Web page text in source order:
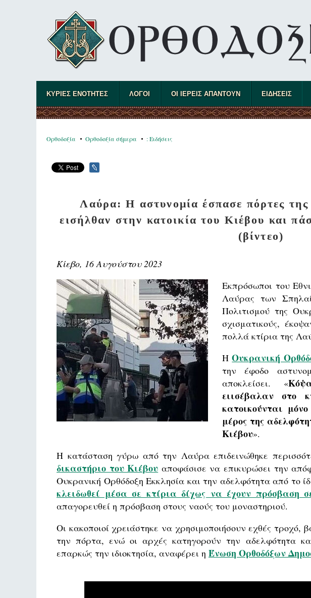
ΚΥΡΙΕΣ ΕΝΟΤΗΤΕΣ ΛΟΓΟΙ ΟΙ ΙΕΡΕΙΣ ΑΠΑΝΤΟΥΝ ΕΙΔΗΣΕΙΣ
Ορθοδοξία Ορθοδοξία σήμερα : Ειδήσεις
Λαύρα: Η αστυνομία έσπασε πόρτες της
εισήλθαν στην κατοικία του Κιέβου και
(βίντεο)
Κίεβο, 16 Αυγούστου 2023
Εκπρόσωποι του
Λαύρας των
Πολιτισμού της
σχισματικούς,
πολλά κτίρια της
ΗΟυκρανική
την έφοδο
αποκλείσει. «
ειισέβαλαν στο
κατοικούνται
μέρος της
Κιέβου».
Η κατάσταση γύρω από την Λαύρα επιδεινώθηκε
δικαστήριο του Κιέβου αποφάσισε να επικυρώσει την
Ουκρανική Ορθόδοξη Εκκλησία και την αδελφότητα από το
κλειδωθεί μέσα σε κτίρια δίχως να έχουν πρόσβαση
απαγορευθεί η πρόσβαση στους ναούς του μοναστηριού.
Οι κακοποιοί χρειάστηκε να χρησιμοποιήσουν εχθές
την πόρτα, ενώ οι αρχές κατηγορούν την αδελφότητα
επαρκώς την ιδιοκτησία, αναφέρει η Ένωση Ορθοδόξων